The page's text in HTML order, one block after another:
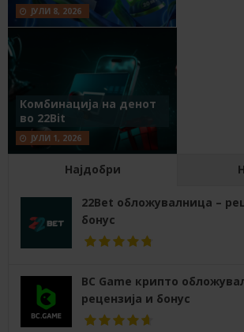
ЈУЛИ 8, 2026
Комбинација на денот
во 22Bit
ЈУЛИ 1, 2026
Најдобри
22Bet обложувалница –
бонус
BC Game крипто
рецензија и бонус